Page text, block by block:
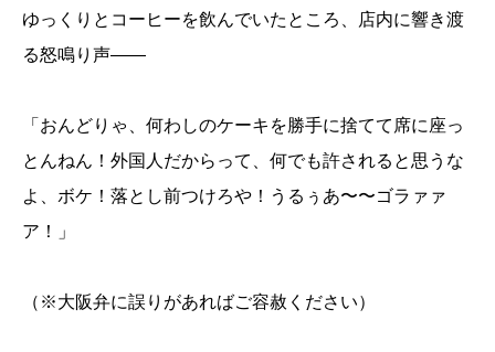
ゆっくりとコーヒーを飲んでいたところ、店内に響き渡
る怒鳴り声——
「おんどりゃ、何わしのケーキを勝手に捨てて席に座っ
とんねん！外国人だからって、何でも許されると思うな
よ、ボケ！落とし前つけろや！うるぅあ〜〜ゴラァァ
ア！」
（※大阪弁に誤りがあればご容赦ください）